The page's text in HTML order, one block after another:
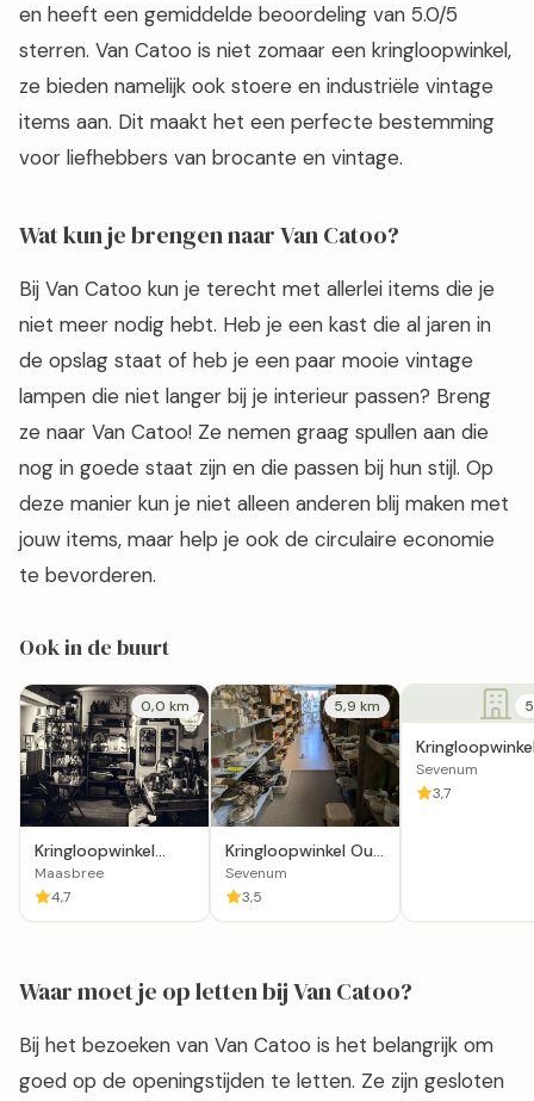
en heeft een gemiddelde beoordeling van 5.0/5
sterren. Van Catoo is niet zomaar een kringloopwinkel,
ze bieden namelijk ook stoere en industriële vintage
items aan. Dit maakt het een perfecte bestemming
voor liefhebbers van brocante en vintage.
Wat kun je brengen naar Van Catoo?
Bij Van Catoo kun je terecht met allerlei items die je
niet meer nodig hebt. Heb je een kast die al jaren in
de opslag staat of heb je een paar mooie vintage
lampen die niet langer bij je interieur passen? Breng
ze naar Van Catoo! Ze nemen graag spullen aan die
nog in goede staat zijn en die passen bij hun stijl. Op
deze manier kun je niet alleen anderen blij maken met
jouw items, maar help je ook de circulaire economie
te bevorderen.
Ook in de buurt
0,0 km
Kringloopwinkel
TheJo's Tijdloos in
Maasbree
Maasbree
4,7
5,9 km
Kringloopwinkel Oud
en Nieuw in
Sevenum
Sevenum
3,5
Merthoes
Sevenum
Sevenum
3,7
Waar moet je op letten bij Van Catoo?
Bij het bezoeken van Van Catoo is het belangrijk om
goed op de openingstijden te letten. Ze zijn gesloten